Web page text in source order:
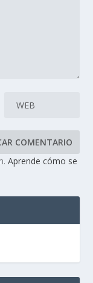
Aprende cómo se